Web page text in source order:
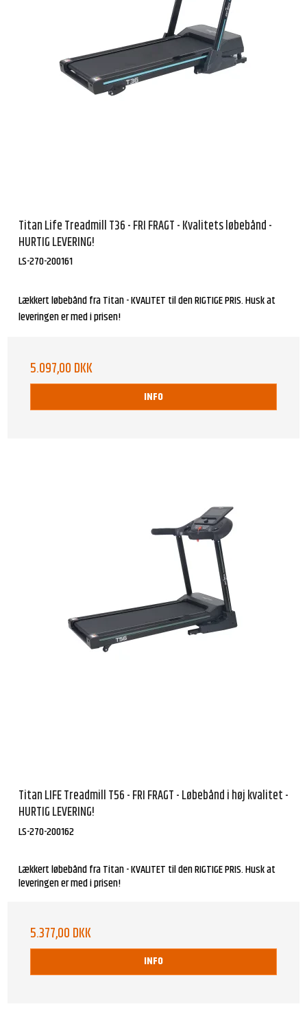
Titan Life Treadmill T36 - FRI FRAGT - Kvalitets løbebånd -
HURTIG LEVERING!
LS-270-200161
Lækkert løbebånd fra Titan - KVALITET til den RIGTIGE PRIS. Husk at
leveringen er med i prisen!
5.097,00 DKK
INFO
Titan LIFE Treadmill T56 - FRI FRAGT - Løbebånd i høj kvalitet -
HURTIG LEVERING!
LS-270-200162
Lækkert løbebånd fra Titan - KVALITET til den RIGTIGE PRIS. Husk at
leveringen er med i prisen!
5.377,00 DKK
INFO